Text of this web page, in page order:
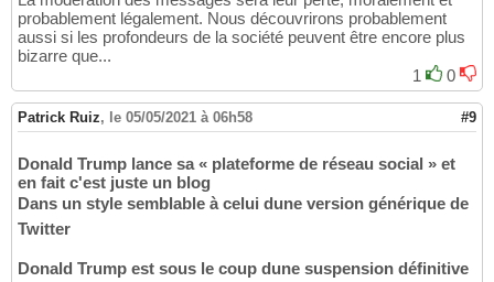
probablement légalement. Nous découvrirons probablement
aussi si les profondeurs de la société peuvent être encore plus
bizarre que...
1
0
Patrick Ruiz, le 05/05/2021 à 06h58 #9
Donald Trump lance sa « plateforme de réseau social » et
en fait c'est juste un blog
Dans un style semblable à celui dune version générique de
Twitter
Donald Trump est sous le coup dune suspension définitive